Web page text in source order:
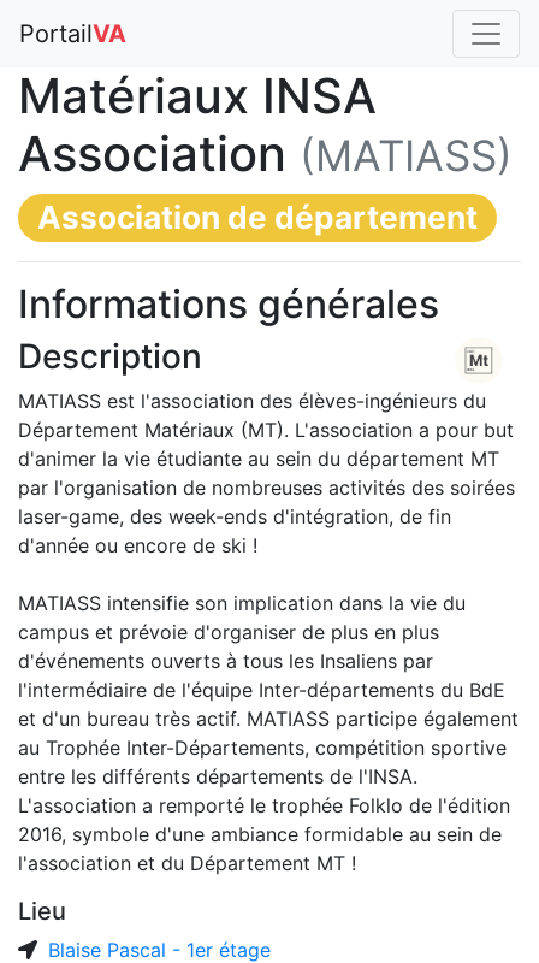
PortailVA
Matériaux INSA
Association (MATIASS)
Association de département
Informations générales
Description
MATIASS est l'association des élèves-ingénieurs du
Département Matériaux (MT). L'association a pour but
d'animer la vie étudiante au sein du département MT
par l'organisation de nombreuses activités des soirées
laser-game, des week-ends d'intégration, de fin
d'année ou encore de ski !
MATIASS intensifie son implication dans la vie du
campus et prévoie d'organiser de plus en plus
d'événements ouverts à tous les Insaliens par
l'intermédiaire de l'équipe Inter-départements du BdE
et d'un bureau très actif. MATIASS participe également
au Trophée Inter-Départements, compétition sportive
entre les différents départements de l'INSA.
L'association a remporté le trophée Folklo de l'édition
2016, symbole d'une ambiance formidable au sein de
l'association et du Département MT !
Lieu
Blaise Pascal - 1er étage